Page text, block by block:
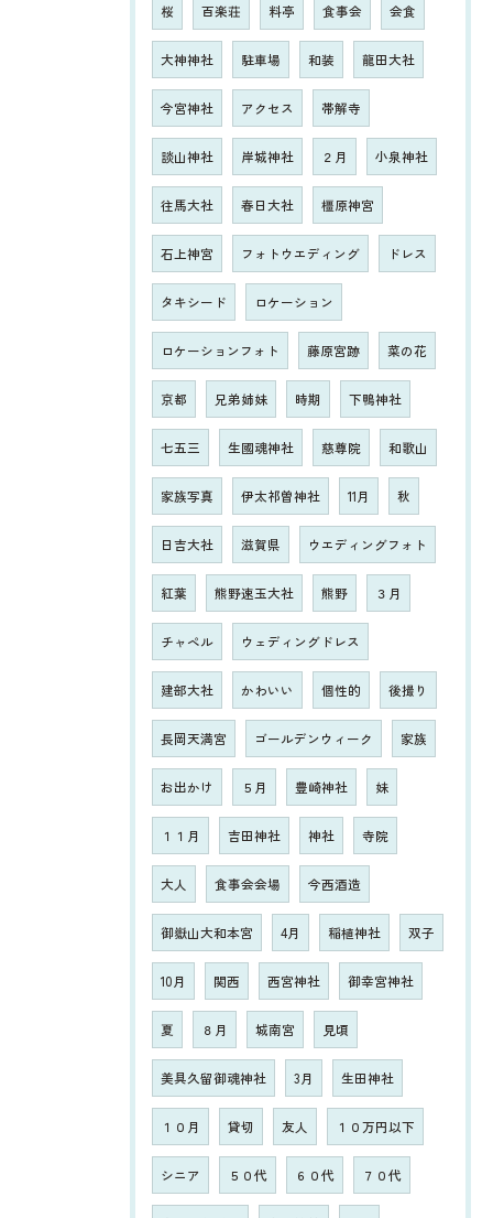
桜 百楽荘 料亭 食事会 会食
大神神社 駐車場 和装 龍田大社
今宮神社 アクセス 帯解寺
談山神社 岸城神社 ２月 小泉神社
往馬大社 春日大社 橿原神宮
石上神宮 フォトウエディング ドレス
タキシード ロケーション
ロケーションフォト 藤原宮跡 菜の花
京都 兄弟姉妹 時期 下鴨神社
七五三 生國魂神社 慈尊院 和歌山
家族写真 伊太祁曽神社 11月 秋
日吉大社 滋賀県 ウエディングフォト
紅葉 熊野速玉大社 熊野 ３月
チャペル ウェディングドレス
建部大社 かわいい 個性的 後撮り
長岡天満宮 ゴールデンウィーク 家族
お出かけ ５月 豊崎神社 妹
１１月 吉田神社 神社 寺院
大人 食事会会場 今西酒造
御嶽山大和本宮 4月 稲植神社 双子
10月 関西 西宮神社 御幸宮神社
夏 ８月 城南宮 見頃
美具久留御魂神社 3月 生田神社
１０月 貸切 友人 １０万円以下
シニア ５０代 ６０代 ７０代